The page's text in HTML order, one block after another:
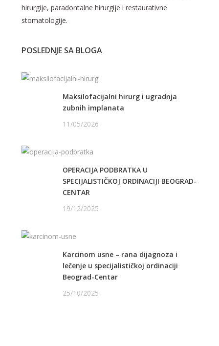
hirurgije, paradontalne hirurgije i restaurativne
stomatologije.
POSLEDNJE SA BLOGA
Maksilofacijalni hirurg i ugradnja
zubnih implanata
11/05/2026
OPERACIJA PODBRATKA U
SPECIJALISTIČKOJ ORDINACIJI BEOGRAD-
CENTAR
19/12/2025
Karcinom usne – rana dijagnoza i
lečenje u specijalističkoj ordinaciji
Beograd-Centar
25/10/2025